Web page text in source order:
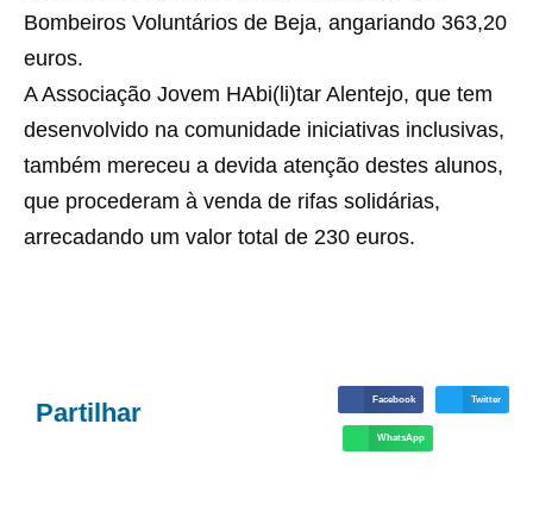
Bombeiros Voluntários de Beja, angariando 363,20
euros.
A Associação Jovem HAbi(li)tar Alentejo, que tem
desenvolvido na comunidade iniciativas inclusivas,
também mereceu a devida atenção destes alunos,
que procederam à venda de rifas solidárias,
arrecadando um valor total de 230 euros.
Partilhar Facebook Twitter
WhatsApp